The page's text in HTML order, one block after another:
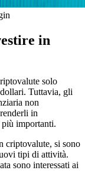
in
solo
Tuttavia, gli
non
in
importanti.
criptovalute, si sono
tipi di attività.
sono interessati ai